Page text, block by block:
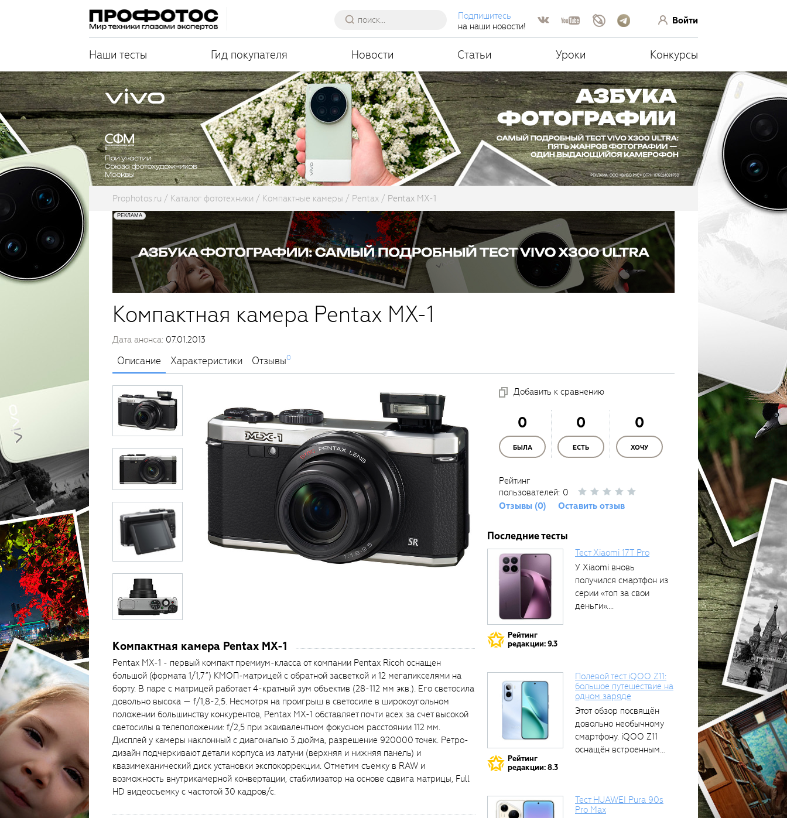
Подпишитесь
на наши новости!
Войти
Наши тесты Гид покупателя Новости Статьи Уроки Конкурсы
Prophotos.ru Каталог фототехники Компактные камеры Pentax Pentax MX-1
Компактная камера Pentax MX-1
Дата анонса: 07.01.2013
Описание Характеристики Отзывы0
Компактная камера Pentax MX-1
Pentax MX-1 - первый компакт премиум-класса от компании Pentax Ricoh оснащен
большой (формата 1/1,7”) КМОП-матрицей с обратной засветкой и 12 мегапикселями на
борту. В паре с матрицей работает 4-кратный зум объектив (28-112 мм экв.). Его светосила
довольно высока — f/1,8-2,5. Несмотря на проигрыш в светосиле в широкоугольном
положении большинству конкурентов, Pentax MX-1 обставляет почти всех за счет высокой
светосилы в телеположении: f/2,5 при эквивалентном фокусном расстоянии 112 мм.
Дисплей у камеры наклонный с диагональю 3 дюйма, разрешение 920000 точек. Ретро-
дизайн подчеркивают детали корпуса из латуни (верхняя и нижняя панель) и
квазимеханический диск установки экспокоррекции. Отметим съемку в RAW и
возможность внутрикамерной конвертации, стабилизатор на основе сдвига матрицы, Full
HD видеосъемку с частотой 30 кадров/с.
Добавить к сравнению
0
БЫЛА
0
ЕСТЬ
0
ХОЧУ
Рейтинг
пользователей: 0
Отзывы (0)
Оставить отзыв
Последние тесты
Рейтинг
редакции: 9.3
Тест Xiaomi 17T Pro
У Xiaomi вновь
получился смартфон из
серии «топ за свои
деньги»....
Рейтинг
редакции: 8.3
Полевой тест iQOO Z11:
большое путешествие на
одном заряде
Этот обзор посвящён
довольно необычному
смартфону. iQOO Z11
оснащён встроенным
Тест HUAWEI Pura 90s
Pro Max